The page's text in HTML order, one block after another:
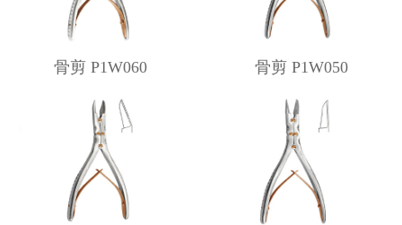
骨剪 P1W060 骨剪 P1W050